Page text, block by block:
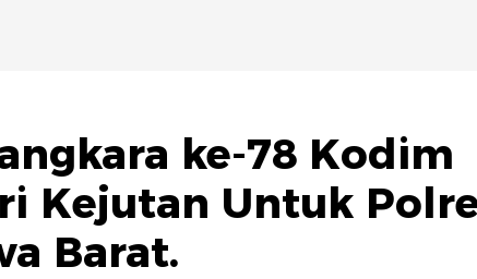
ke-78 Kodim
Kejutan Untuk
Barat.